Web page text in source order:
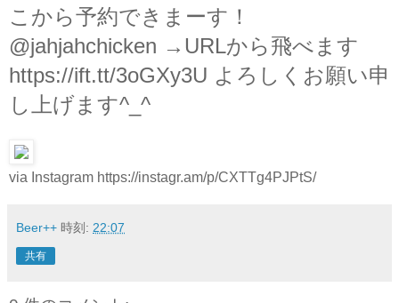
こから予約できまーす！
@jahjahchicken →URLから飛べます
https://ift.tt/3oGXy3U よろしくお願い申
し上げます^_^
via Instagram https://instagr.am/p/CXTTg4PJPtS/
Beer++ 時刻: 22:07
共有